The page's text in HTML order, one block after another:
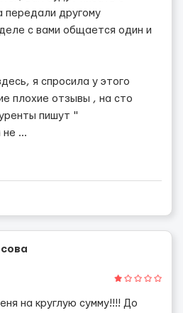
передали другому
с вами общается один и
я спросила у этого
плохие отзывы , на сто
пишут "
не ...
на круглую сумму!!!! До